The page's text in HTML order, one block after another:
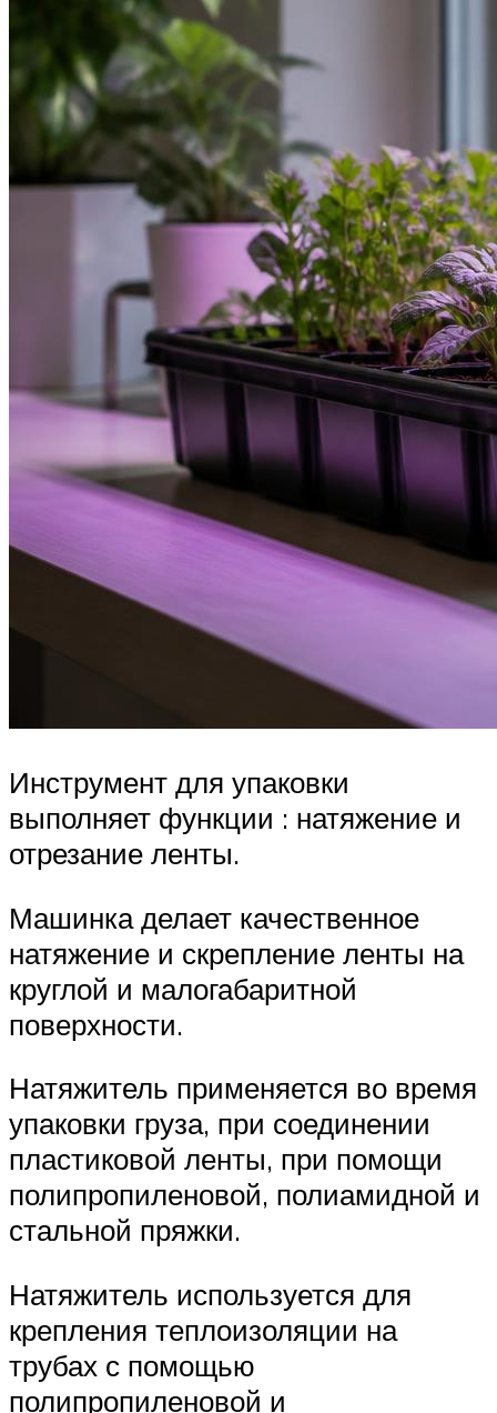
Инструмент для упаковки
выполняет функции : натяжение и
отрезание ленты.
Машинка делает качественное
натяжение и скрепление ленты на
круглой и малогабаритной
поверхности.
Натяжитель применяется во время
упаковки груза, при соединении
пластиковой ленты, при помощи
полипропиленовой, полиамидной и
стальной пряжки.
Натяжитель используется для
крепления теплоизоляции на
трубах с помощью
полипропиленовой и